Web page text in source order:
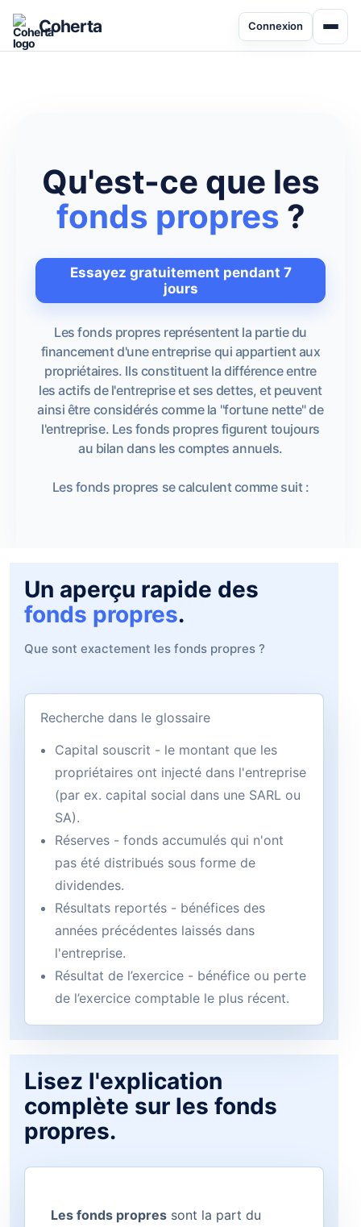
Coherta Connexion
Qu'est-ce que les
fonds propres ?
Essayez gratuitement pendant 7
jours
Les fonds propres représentent la partie du
financement d'une entreprise qui appartient aux
propriétaires. Ils constituent la différence entre
les actifs de l'entreprise et ses dettes, et peuvent
ainsi être considérés comme la "fortune nette" de
l'entreprise. Les fonds propres figurent toujours
au bilan dans les comptes annuels.
Les fonds propres se calculent comme suit :
Un aperçu rapide des
fonds propres.
Que sont exactement les fonds propres ?
Recherche dans le glossaire
Capital souscrit - le montant que les
propriétaires ont injecté dans l'entreprise
(par ex. capital social dans une SARL ou
SA).
Réserves - fonds accumulés qui n'ont
pas été distribués sous forme de
dividendes.
Résultats reportés - bénéfices des
années précédentes laissés dans
l'entreprise.
Résultat de l’exercice - bénéfice ou perte
de l’exercice comptable le plus récent.
Lisez l'explication
complète sur les fonds
propres.
Les fonds propres sont la part du